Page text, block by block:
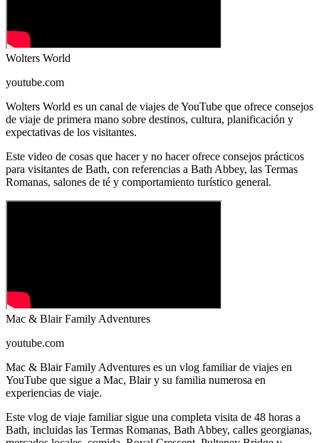
Wolters World
youtube.com
Wolters World es un canal de viajes de YouTube que ofrece consejos
de viaje de primera mano sobre destinos, cultura, planificación y
expectativas de los visitantes.
Este video de cosas que hacer y no hacer ofrece consejos prácticos
para visitantes de Bath, con referencias a Bath Abbey, las Termas
Romanas, salones de té y comportamiento turístico general.
Mac & Blair Family Adventures
youtube.com
Mac & Blair Family Adventures es un vlog familiar de viajes en
YouTube que sigue a Mac, Blair y su familia numerosa en
experiencias de viaje.
Este vlog de viaje familiar sigue una completa visita de 48 horas a
Bath, incluidas las Termas Romanas, Bath Abbey, calles georgianas,